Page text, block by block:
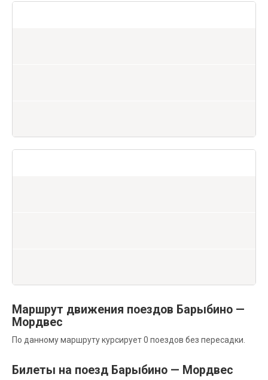
Маршрут движения поездов Барыбино —
Мордвес
По данному маршруту курсирует 0 поездов без пересадки.
Билеты на поезд Барыбино — Мордвес